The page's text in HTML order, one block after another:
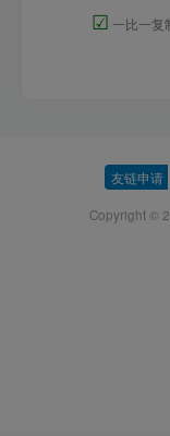
☑ 一比一复
友链申请
Copyright ©